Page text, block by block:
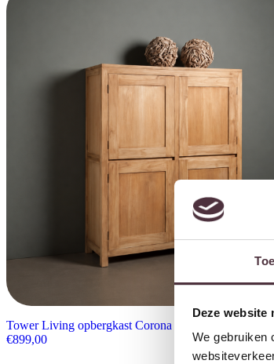
Deze website
We gebruiken
Tower Living opbergkast Corona 130x45x160 cm teak
€899,00